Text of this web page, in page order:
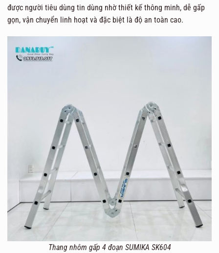
được người tiêu dùng tin dùng nhờ thiết kế thông minh, dễ gấp
gọn, vận chuyển linh hoạt và đặc biệt là độ an toàn cao.
Thang nhôm gấp 4 đoạn SUMIKA SK604